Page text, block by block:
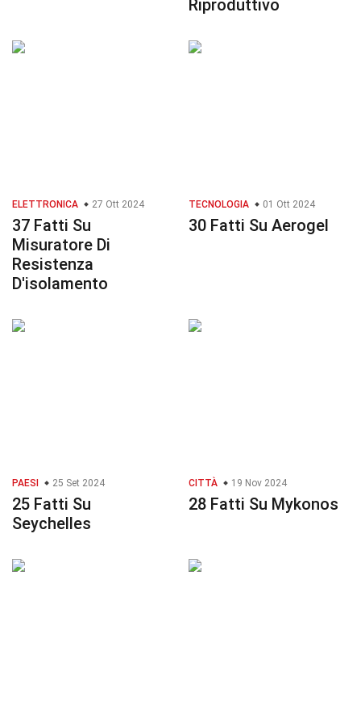
Riproduttivo
ELETTRONICA 27 Ott 2024
37 Fatti Su
Misuratore Di
Resistenza
D'isolamento
TECNOLOGIA 01 Ott 2024
30 Fatti Su Aerogel
PAESI 25 Set 2024
25 Fatti Su
Seychelles
CITTÀ 19 Nov 2024
28 Fatti Su Mykonos